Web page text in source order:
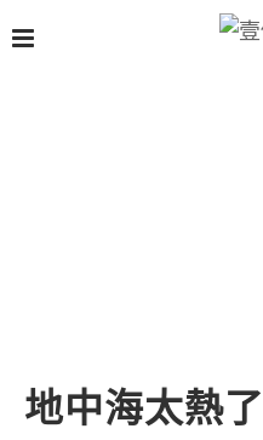
地中海太熱